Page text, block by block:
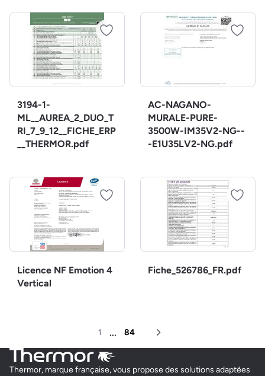
3194-1-
ML__AUREA_2_DUO_T
RI_7_9_12__FICHE_ERP
__THERMOR.pdf
AC-NAGANO-
MURALE-PURE-
3500W-IM35V2-NG--
-E1U35LV2-NG.pdf
Licence NF Emotion 4
Vertical
Fiche_526786_FR.pdf
1 ... 84
Page suivante
Thermor, marque française, vous propose des solutions adaptées